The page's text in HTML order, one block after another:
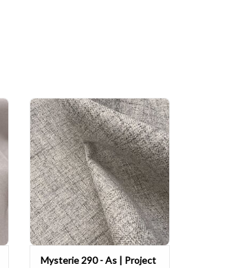
Mooie grof geweven en soepele
black out (100% lichtdicht) en
brandvertragend!
TOEVOEGEN AAN WINKELWAGEN
Mysterie 290 - As | Project